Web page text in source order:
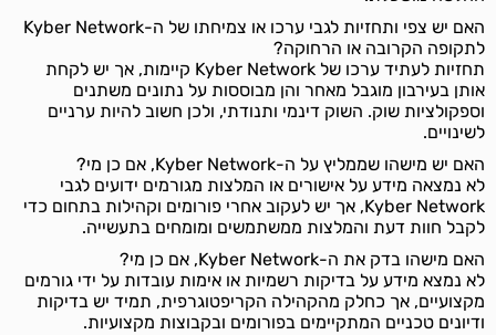
האם יש צפי ותחזיות לגבי ערכו או צמיחתו של ה-Kyber Network
לתקופה הקרובה או הרחוקה?
תחזיות לעתיד ערכו של Kyber Network קיימות, אך יש לקחת
אותן בעירבון מוגבל מאחר והן מבוססות על נתונים משתנים
וספקולציות שוק. השוק דינמי ותנודתי, ולכן חשוב להיות ערניים
לשינויים.
האם יש מישהו שממליץ על ה-Kyber Network, אם כן מי?
לא נמצאה מידע על אישורים או המלצות מגורמים ידועים לגבי
Kyber Network, אך יש לעקוב אחרי פורומים וקהילות בתחום כדי
לקבל חוות דעת והמלצות ממשתמשים ומומחים בתעשייה.
האם מישהו בדק את ה-Kyber Network, אם כן מי?
לא נמצא מידע על בדיקות רשמיות או אימות עובדות על ידי גורמים
מקצועיים, אך כחלק מהקהילה הקריפטוגרפית, תמיד יש בדיקות
ודיונים טכניים המתקיימים בפורומים ובקבוצות מקצועיות.